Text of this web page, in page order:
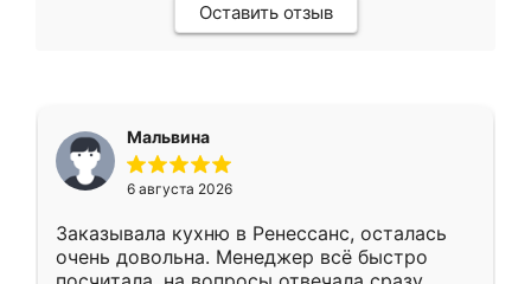
Оставить отзыв
Мальвина
6 августа 2026
Заказывала кухню в Ренессанс, осталась
очень довольна. Менеджер всё быстро